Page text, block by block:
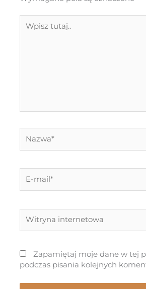
tutaj..
mail*
internetowa
Zapamiętaj moje dane w tej
podczas pisania kolejnych